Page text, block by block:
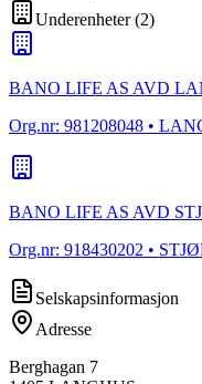
Underenheter(2)
BANO LIFE AS AVD
Org.nr: 981208048 •
BANO LIFE AS AVD
Org.nr: 918430202 •
Selskapsinformasjon
Adresse
Berghagan 7